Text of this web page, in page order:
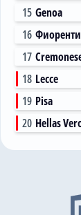
15 Genoa
16
17
18 Lecce
19 Pisa
20 Hellas